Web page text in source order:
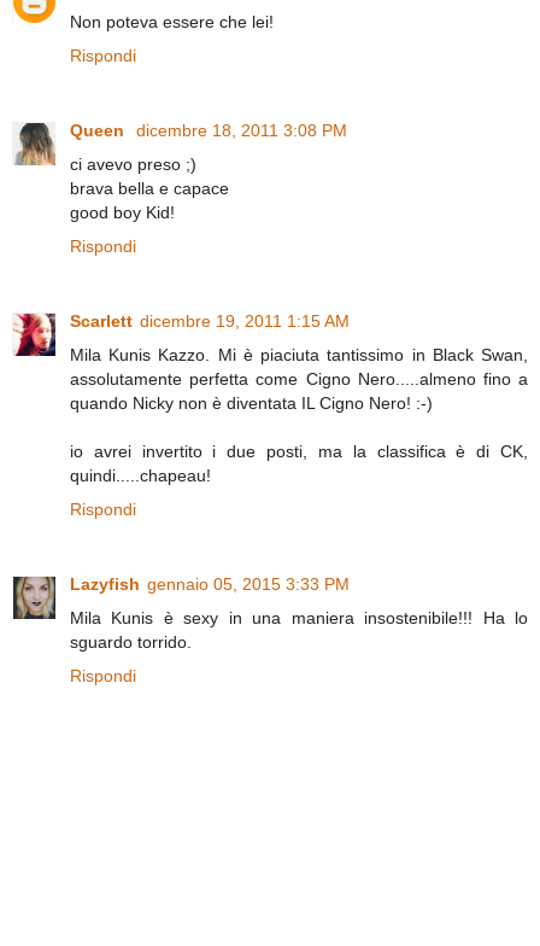
Non poteva essere che lei!
Rispondi
Queen
dicembre 18, 2011 3:08 PM
ci avevo preso ;)
brava bella e capace
good boy Kid!
Rispondi
Scarlett dicembre 19, 2011 1:15 AM
Mila Kunis Kazzo. Mi è piaciuta tantissimo in Black Swan,
assolutamente perfetta come Cigno Nero.....almeno fino a
quando Nicky non è diventata IL Cigno Nero! :-)
io avrei invertito i due posti, ma la classifica è di CK,
quindi.....chapeau!
Rispondi
Lazyfish gennaio 05, 2015 3:33 PM
Mila Kunis è sexy in una maniera insostenibile!!! Ha lo
sguardo torrido.
Rispondi